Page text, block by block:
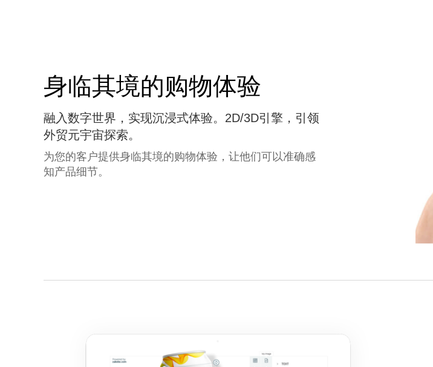
身临其境的购物体验
融入数字世界，实现沉浸式体验。2D/3D引擎，引领
外贸元宇宙探索。
为您的客户提供身临其境的购物体验，让他们可以准确感
知产品细节。